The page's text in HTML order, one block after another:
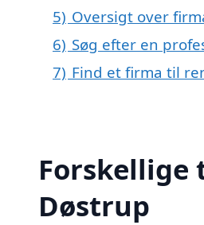
5) Oversigt over
6) Søg efter en
7) Find et firma til
Døstrup